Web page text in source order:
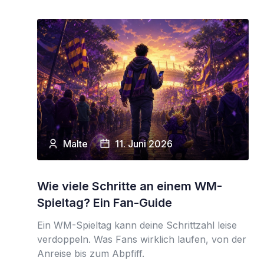
Malte 11. Juni 2026
Wie viele Schritte an einem WM-
Spieltag? Ein Fan-Guide
Ein WM-Spieltag kann deine Schrittzahl leise
verdoppeln. Was Fans wirklich laufen, von der
Anreise bis zum Abpfiff.